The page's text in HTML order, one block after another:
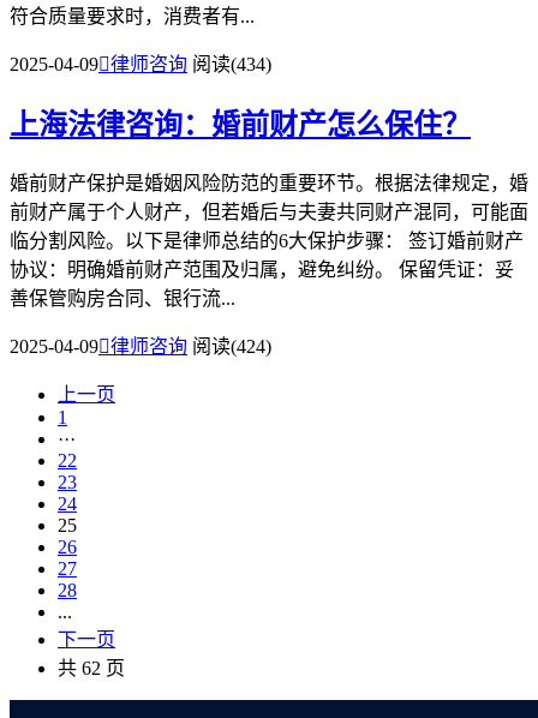
符合质量要求时，消费者有...
2025-04-09律师咨询 阅读(434)
上海法律咨询：婚前财产怎么保住？
婚前财产保护是婚姻风险防范的重要环节。根据法律规定，婚
前财产属于个人财产，但若婚后与夫妻共同财产混同，可能面
临分割风险。以下是律师总结的6大保护步骤： 签订婚前财产
协议：明确婚前财产范围及归属，避免纠纷。 保留凭证：妥
善保管购房合同、银行流...
2025-04-09律师咨询 阅读(424)
上一页
1
···
22
23
24
25
26
27
28
...
下一页
共 62 页